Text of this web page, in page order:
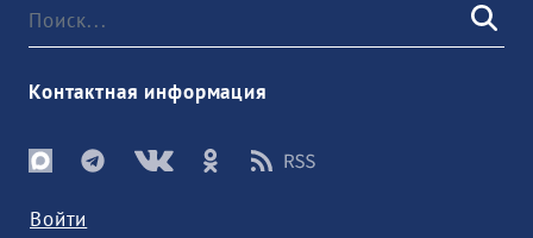
Контактная информация
Войти